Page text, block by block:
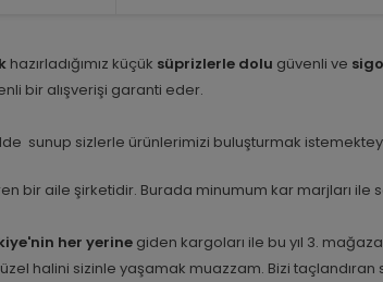
hazırladığımız küçük süprizlerle dolu güvenli ve
bir alışverişi garanti eder.
sunup sizlerle ürünlerimizi buluşturmak
bir aile şirketidir. Burada minumum kar marjları ile
her yerine giden kargoları ile bu yıl 3.
halini sizinle yaşamak muazzam. Bizi taçlandıran